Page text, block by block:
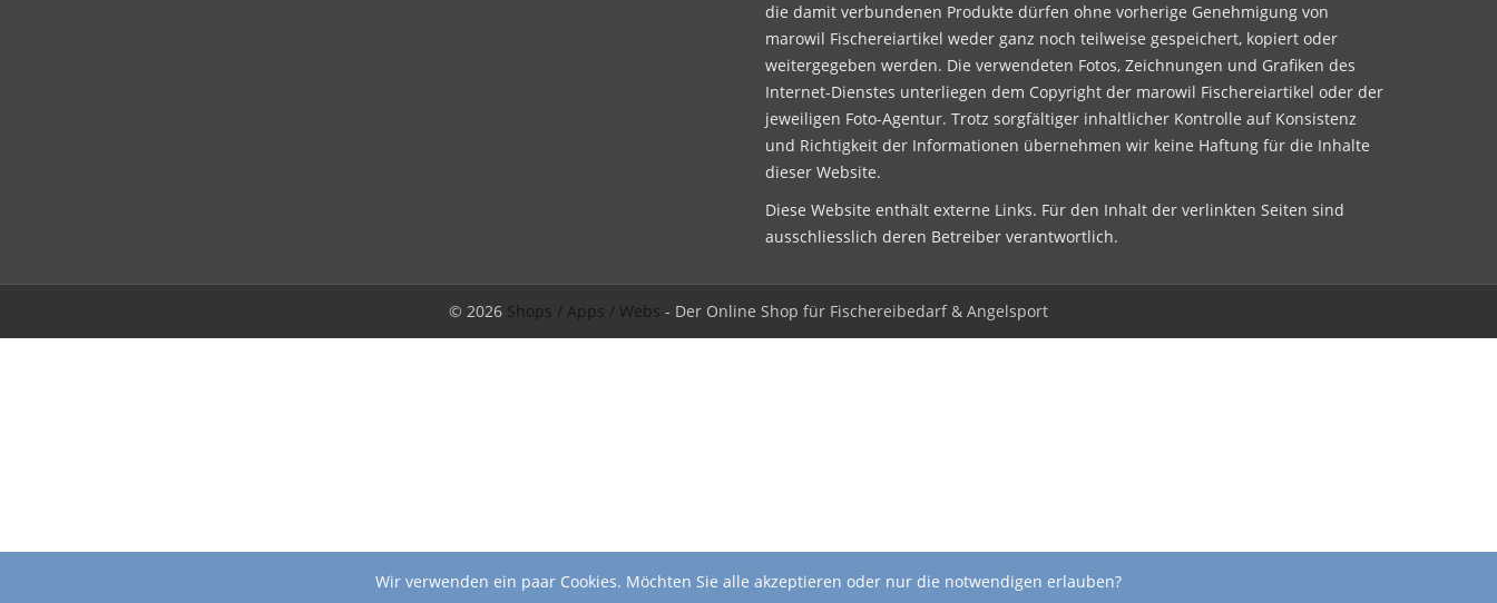
die damit verbundenen Produkte dürfen ohne vorherige Genehmigung von
marowil Fischereiartikel weder ganz noch teilweise gespeichert, kopiert oder
weitergegeben werden. Die verwendeten Fotos, Zeichnungen und Grafiken des
Internet-Dienstes unterliegen dem Copyright der marowil Fischereiartikel oder der
jeweiligen Foto-Agentur. Trotz sorgfältiger inhaltlicher Kontrolle auf Konsistenz
und Richtigkeit der Informationen übernehmen wir keine Haftung für die Inhalte
dieser Website.
Diese Website enthält externe Links. Für den Inhalt der verlinkten Seiten sind
ausschliesslich deren Betreiber verantwortlich.
© 2026 Shops / Apps / Webs - Der Online Shop für Fischereibedarf & Angelsport
Wir verwenden ein paar Cookies. Möchten Sie alle akzeptieren oder nur die notwendigen erlauben?